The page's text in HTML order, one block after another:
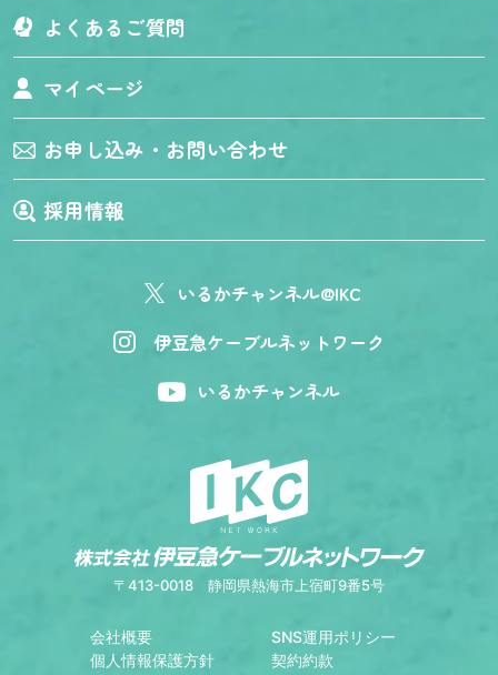
よくあるご質問
マイページ
お申し込み・お問い合わせ
採用情報
いるかチャンネル@IKC
伊豆急ケーブルネットワーク
いるかチャンネル
〒413-0018 静岡県熱海市上宿町9番5号
会社概要
SNS運用ポリシー
個人情報保護方針
契約約款